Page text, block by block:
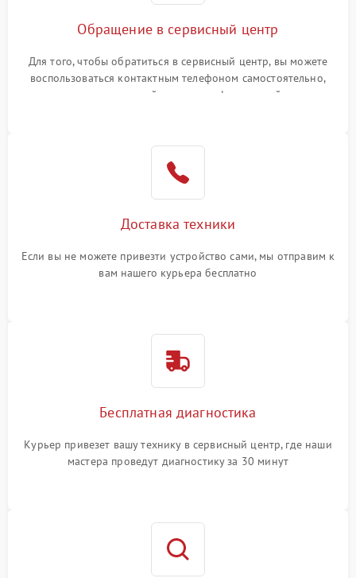
Обращение в сервисный центр
Для того, чтобы обратиться в сервисный центр, вы можете
воспользоваться контактным телефоном самостоятельно,
или оставить свой номер телефона на сайте
Доставка техники
Если вы не можете привезти устройство сами, мы отправим к
вам нашего курьера бесплатно
Бесплатная диагностика
Курьер привезет вашу технику в сервисный центр, где наши
мастера проведут диагностику за 30 минут